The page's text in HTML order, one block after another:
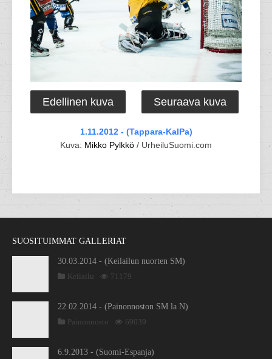
Edellinen kuva Seuraava kuva
1.11.2012 - (Tappara-KalPa)
Kuva: Mikko Pylkkö / UrheiluSuomi.com
SUOSITUIMMAT GALLERIAT
30.03.2014 - (Keilailun nuorten SM)
Keilailu
71179
22.02.2014 - (Painonnoston SM la N)
Painonnosto
69039
6.9.2013 - (Suomi-Espanja)